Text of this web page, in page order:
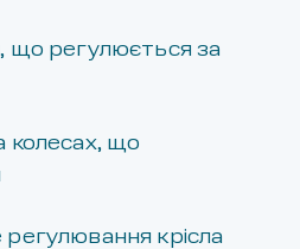
що регулюється за
колесах, що
регулювання крісла